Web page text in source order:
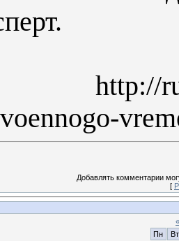
http://
Добавлять комментарии
[
«
Пн
Вт